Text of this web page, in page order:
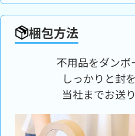
梱包方法
不用品をダンボ
しっかりと封
当社までお送